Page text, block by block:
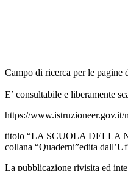
Campo di ricerca per le pagine
E’ consultabile e liberamente
https://
titolo “LA SCUOLA DELLA
collana “Quaderni”edita
La pubblicazione rivisita ed